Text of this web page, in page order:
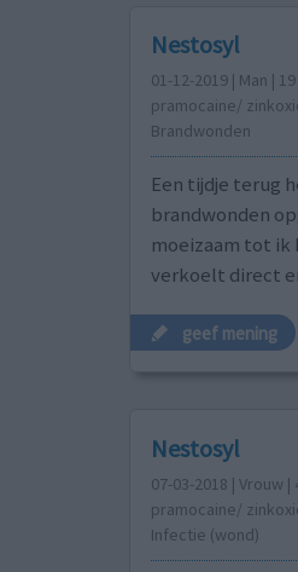
Nestosyl
01-12-2019 | Man | 19
pramocaine/
Brandwonden
Een tijdje terug
brandwonden
moeizaam tot ik
verkoelt direct
geef mening
Nestosyl
07-03-2018 | Vrouw |
pramocaine/
Infectie (wond)